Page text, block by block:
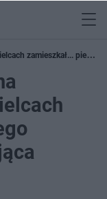
zamieszkał... pies!